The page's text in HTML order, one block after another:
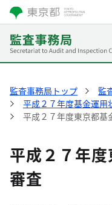
監査事務局トップ 監
平成２７年度基金運用
平成２７年度東京都基
平成２７年
審査